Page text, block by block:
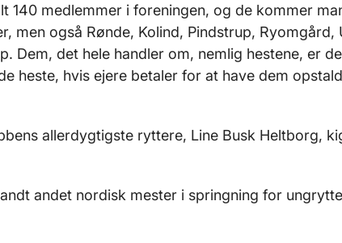
140 medlemmer i foreningen, og de kommer
men også Rønde, Kolind, Pindstrup, Ryomgård,
Dem, det hele handler om, nemlig hestene, er
heste, hvis ejere betaler for at have dem
allerdygtigste ryttere, Line Busk Heltborg,
andet nordisk mester i springning for